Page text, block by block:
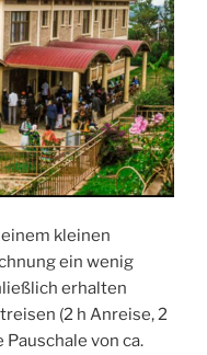
kleinen
ein wenig
erhalten
(2 h Anreise, 2
Pauschale von ca.